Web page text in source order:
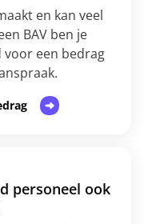
en kan veel
BAV ben je
een bedrag
personeel ook